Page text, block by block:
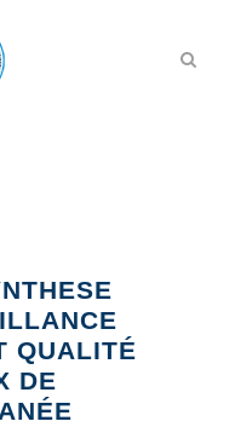
QUALITÉ
DE